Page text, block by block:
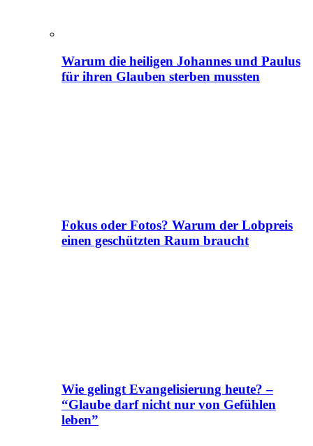
Warum die heiligen Johannes und Paulus
für ihren Glauben sterben mussten
Fokus oder Fotos? Warum der Lobpreis
einen geschützten Raum braucht
Wie gelingt Evangelisierung heute? –
“Glaube darf nicht nur von Gefühlen
leben”